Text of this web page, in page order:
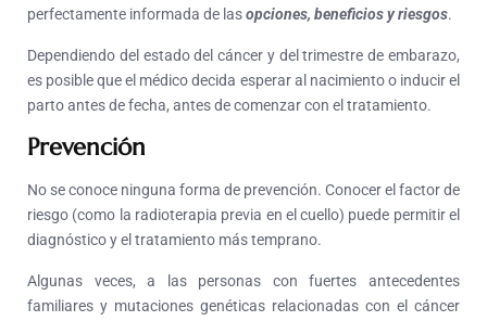
perfectamente informada de lasopciones, beneficios y riesgos.
Dependiendo del estado del cáncer y del trimestre de embarazo,
es posible que el médico decida esperar al nacimiento o inducir el
parto antes de fecha, antes de comenzar con el tratamiento.
Prevención
No se conoce ninguna forma de prevención. Conocer el factor de
riesgo (como la radioterapia previa en el cuello) puede permitir el
diagnóstico y el tratamiento más temprano.
Algunas veces, a las personas con fuertes antecedentes
familiares y mutaciones genéticas relacionadas con el cáncer